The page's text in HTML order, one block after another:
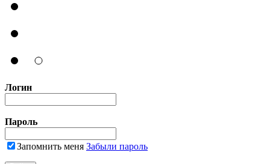
Логин
Пароль
Запомнить меня Забыли пароль